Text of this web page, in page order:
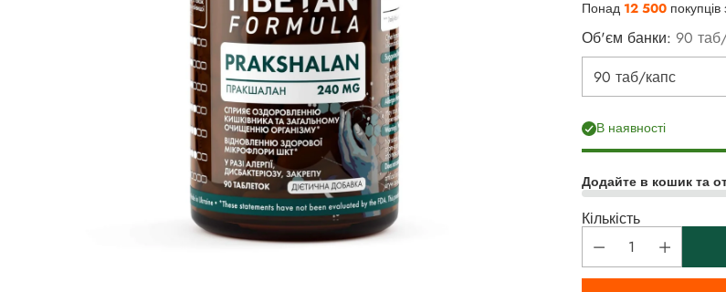
Понад 12 500
Об'єм банки: 90
В наявності
Додайте в кошик та
Кількість